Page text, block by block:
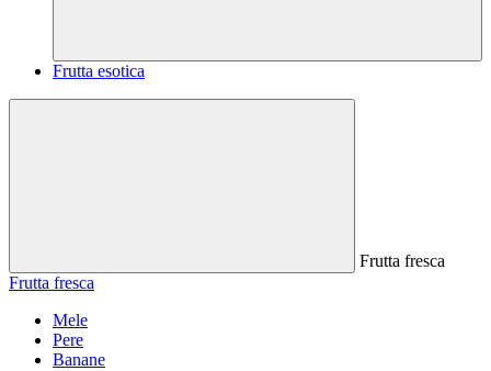
Frutta esotica
Frutta fresca
Frutta fresca
Mele
Pere
Banane